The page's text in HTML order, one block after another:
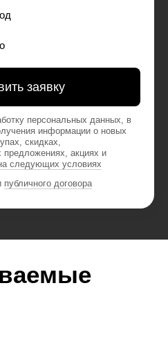
заявку
персональных данных, в
информации о новых
скидках,
предложениях, акциях и
следующих условиях
публичного договора